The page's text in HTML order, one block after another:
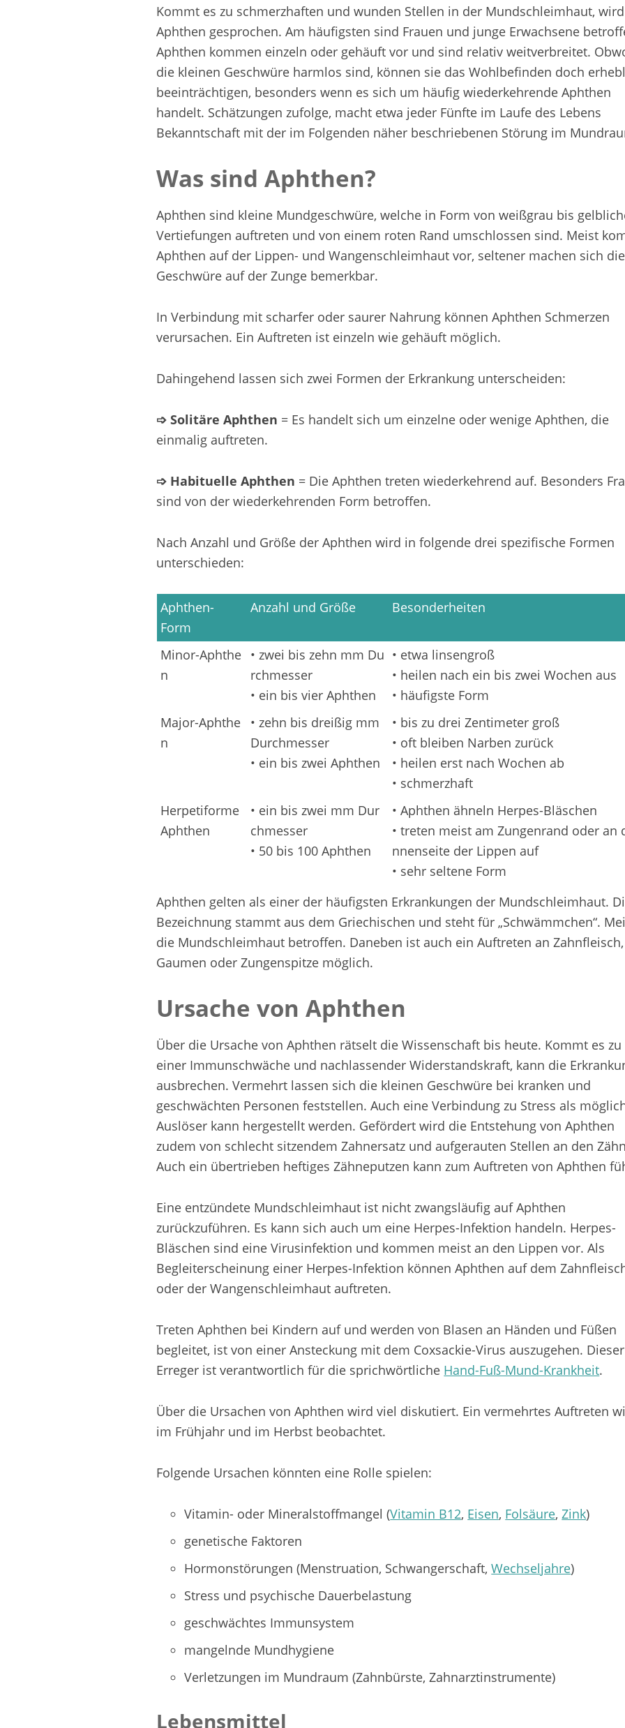
Kommt es zu schmerzhaften und wunden Stellen in der Mundschleimhaut,
Aphthen gesprochen. Am häufigsten sind Frauen und junge Erwachsene
Aphthen kommen einzeln oder gehäuft vor und sind relativ weitverbreitet.
die kleinen Geschwüre harmlos sind, können sie das Wohlbefinden doch
beeinträchtigen, besonders wenn es sich um häufig wiederkehrende Aphthen
handelt. Schätzungen zufolge, macht etwa jeder Fünfte im Laufe des Lebens
Bekanntschaft mit der im Folgenden näher beschriebenen Störung im
Was sind Aphthen?
Aphthen sind kleine Mundgeschwüre, welche in Form von weißgrau bis
Vertiefungen auftreten und von einem roten Rand umschlossen sind. Meist
Aphthen auf der Lippen- und Wangenschleimhaut vor, seltener machen sich die
Geschwüre auf der Zunge bemerkbar.
In Verbindung mit scharfer oder saurer Nahrung können Aphthen Schmerzen
verursachen. Ein Auftreten ist einzeln wie gehäuft möglich.
Dahingehend lassen sich zwei Formen der Erkrankung unterscheiden:
➩ Solitäre Aphthen = Es handelt sich um einzelne oder wenige Aphthen, die
einmalig auftreten.
➩ Habituelle Aphthen = Die Aphthen treten wiederkehrend auf. Besonders
sind von der wiederkehrenden Form betroffen.
Nach Anzahl und Größe der Aphthen wird in folgende drei spezifische Formen
unterschieden:
Aphthen-
Form
Anzahl und Größe Besonderheiten
Minor-Aphthe
n
• zwei bis zehn mm Du
rchmesser
• ein bis vier Aphthen
• etwa linsengroß
• heilen nach ein bis zwei Wochen aus
• häufigste Form
Major-Aphthe
n
• zehn bis dreißig mm
Durchmesser
• ein bis zwei Aphthen
• bis zu drei Zentimeter groß
• oft bleiben Narben zurück
• heilen erst nach Wochen ab
• schmerzhaft
Herpetiforme
Aphthen
• ein bis zwei mm Dur
chmesser
• 50 bis 100 Aphthen
• Aphthen ähneln Herpes-Bläschen
• treten meist am Zungenrand oder an
nnenseite der Lippen auf
• sehr seltene Form
Aphthen gelten als einer der häufigsten Erkrankungen der Mundschleimhaut.
Bezeichnung stammt aus dem Griechischen und steht für „Schwämmchen“.
die Mundschleimhaut betroffen. Daneben ist auch ein Auftreten an Zahnfleisch,
Gaumen oder Zungenspitze möglich.
Ursache von Aphthen
Über die Ursache von Aphthen rätselt die Wissenschaft bis heute. Kommt es zu
einer Immunschwäche und nachlassender Widerstandskraft, kann die
ausbrechen. Vermehrt lassen sich die kleinen Geschwüre bei kranken und
geschwächten Personen feststellen. Auch eine Verbindung zu Stress als
Auslöser kann hergestellt werden. Gefördert wird die Entstehung von Aphthen
zudem von schlecht sitzendem Zahnersatz und aufgerauten Stellen an den
Auch ein übertrieben heftiges Zähneputzen kann zum Auftreten von Aphthen
Eine entzündete Mundschleimhaut ist nicht zwangsläufig auf Aphthen
zurückzuführen. Es kann sich auch um eine Herpes-Infektion handeln. Herpes-
Bläschen sind eine Virusinfektion und kommen meist an den Lippen vor. Als
Begleiterscheinung einer Herpes-Infektion können Aphthen auf dem
oder der Wangenschleimhaut auftreten.
Treten Aphthen bei Kindern auf und werden von Blasen an Händen und Füßen
begleitet, ist von einer Ansteckung mit dem Coxsackie-Virus auszugehen. Dieser
Erreger ist verantwortlich für die sprichwörtliche Hand-Fuß-Mund-Krankheit.
Über die Ursachen von Aphthen wird viel diskutiert. Ein vermehrtes Auftreten
im Frühjahr und im Herbst beobachtet.
Folgende Ursachen könnten eine Rolle spielen:
Vitamin- oder Mineralstoffmangel (Vitamin B12, Eisen, Folsäure,Zink)
genetische Faktoren
Hormonstörungen (Menstruation, Schwangerschaft,Wechseljahre)
Stress und psychische Dauerbelastung
geschwächtes Immunsystem
mangelnde Mundhygiene
Verletzungen im Mundraum (Zahnbürste, Zahnarztinstrumente)
Lebensmittel